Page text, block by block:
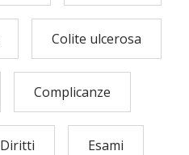
Colite ulcerosa
Complicanze
Diritti Esami